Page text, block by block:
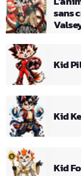
sans
Kid
Kid
Kid